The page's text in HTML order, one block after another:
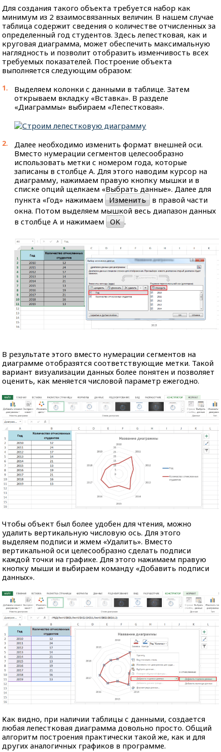
Для создания такого объекта требуется набор как
минимум из 2 взаимосвязанных величин. В нашем случае
таблица содержит сведения о количестве отчисленных за
определенный год студентов. Здесь лепестковая, как и
круговая диаграмма, может обеспечить максимальную
наглядность и позволит отобразить изменчивость всех
требуемых показателей. Построение объекта
выполняется следующим образом:
Выделяем колонки с данными в таблице. Затем
открываем вкладку «Вставка». В разделе
«Диаграммы» выбираем «Лепестковая».
Далее необходимо изменить формат внешней оси.
Вместо нумерации сегментов целесообразно
использовать метки с номером года, которые
записаны в столбце А. Для этого наводим курсор на
диаграмму, нажимаем правую кнопку мышки и в
списке опций щелкаем «Выбрать данные». Далее для
пункта «Год» нажимаем
Изменить
в правой части
окна. Потом выделяем мышкой весь диапазон данных
в столбце A и нажимаем
OK .
В результате этого вместо нумерации сегментов на
диаграмме отобразятся соответствующие метки. Такой
вариант визуализации данных более понятен и позволяет
оценить, как меняется числовой параметр ежегодно.
Чтобы объект был более удобен для чтения, можно
удалить вертикальную числовую ось. Для этого
выделяем подписи и жмем «Удалить». Вместо
вертикальной оси целесообразно сделать подписи
каждой точки на графике. Для этого нажимаем правую
кнопку мыши и выбираем команду «Добавить подписи
данных».
Как видно, при наличии таблицы с данными, создается
любая лепестковая диаграмма довольно просто. Общий
алгоритм построения практически такой же, как и для
других аналогичных графиков в программе.